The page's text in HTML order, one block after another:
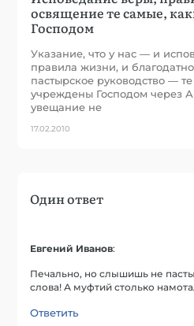
освящение те самые,
Господом
Указание, что у нас — и
правила жизни, и
пастырское руководство —
учреждены Господом через
увещание не
17.02.2010
Один ответ
Евгений Иванов:
Печально, но слышишь не
слова! А муфтий столько
Ответить